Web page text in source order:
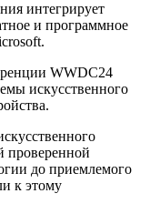
интегрирует
и программное
WWDC24
искусственного
проверенной
до приемлемого
к этому